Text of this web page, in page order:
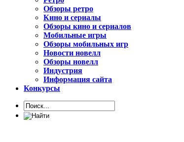
Обзоры ретро
Кино и сериалы
Обзоры кино и сериалов
Мобильные игры
Обзоры мобильных игр
Новости новелл
Обзоры новелл
Индустрия
Информация сайта
Конкурсы